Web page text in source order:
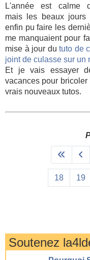
L'année est calme
mais les beaux jours
enfin pu faire les
me manquaient pour
mise à jour dututo de
joint de culasse sur un
Et je vais essayer
vacances pour
vrais nouveaux tutos.
18 19
Soutenez